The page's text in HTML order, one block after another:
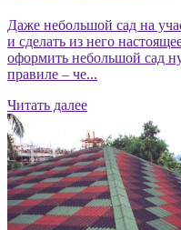
Даже небольшой сад на
и сделать из него
оформить небольшой сад
правиле – че...
Читать далее